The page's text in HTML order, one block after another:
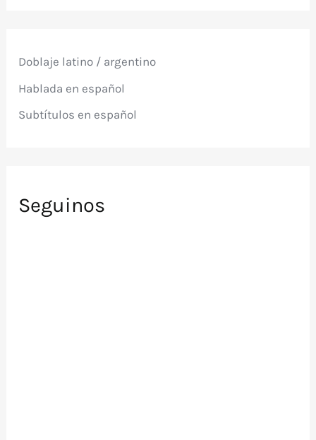
o
:
Doblaje latino / argentino
Hablada en español
Subtítulos en español
Seguinos